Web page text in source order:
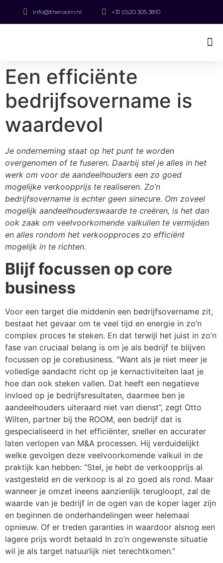
info@theroom.nl +31 (0)20 305 3810
Een efficiënte
bedrijfsovername is
waardevol
Je onderneming staat op het punt te worden
overgenomen of te fuseren. Daarbij stel je alles in het
werk om voor de aandeelhouders een zo goed
mogelijke verkoopprijs te realiseren. Zo’n
bedrijfsovername is echter geen sinecure. Om zoveel
mogelijk aandeelhouderswaarde te creëren, is het dan
ook zaak om veelvoorkomende valkuilen te vermijden
en alles rondom het verkoopproces zo efficiënt
mogelijk in te richten.
Blijf focussen op core
business
Voor een target die middenin een bedrijfsovername zit,
bestaat het gevaar om te veel tijd en energie in zo’n
complex proces te steken. En dat terwijl het juist in zo’n
fase van cruciaal belang is om je als bedrijf te blijven
focussen op je corebusiness. “Want als je niet meer je
volledige aandacht richt op je kernactiviteiten laat je
hoe dan ook steken vallen. Dat heeft een negatieve
invloed op je bedrijfsresultaten, daarmee ben je
aandeelhouders uiteraard niet van dienst”, zegt Otto
Wilten, partner bij the ROOM, een bedrijf dat is
gespecialiseerd in het efficiënter, sneller en accurater
laten verlopen van M&A processen. Hij verduidelijkt
welke gevolgen deze veelvoorkomende valkuil in de
praktijk kan hebben: “Stel, je hebt de verkoopprijs al
vastgesteld en de verkoop is al zo goed als rond. Maar
wanneer je omzet ineens aanzienlijk terugloopt, zal de
waarde van je bedrijf in de ogen van de koper lager zijn
en beginnen de onderhandelingen weer helemaal
opnieuw. Of er treden garanties in waardoor alsnog een
lagere prijs wordt betaald In zo’n ongewenste situatie
wil je als target natuurlijk niet terechtkomen.”